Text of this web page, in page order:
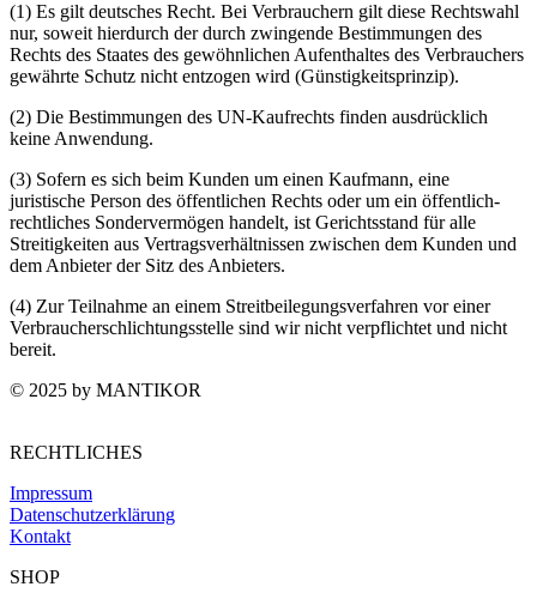
(1) Es gilt deutsches Recht. Bei Verbrauchern gilt diese Rechtswahl
nur, soweit hierdurch der durch zwingende Bestimmungen des
Rechts des Staates des gewöhnlichen Aufenthaltes des Verbrauchers
gewährte Schutz nicht entzogen wird (Günstigkeitsprinzip).
(2) Die Bestimmungen des UN-Kaufrechts finden ausdrücklich
keine Anwendung.
(3) Sofern es sich beim Kunden um einen Kaufmann, eine
juristische Person des öffentlichen Rechts oder um ein öffentlich-
rechtliches Sondervermögen handelt, ist Gerichtsstand für alle
Streitigkeiten aus Vertragsverhältnissen zwischen dem Kunden und
dem Anbieter der Sitz des Anbieters.
(4) Zur Teilnahme an einem Streitbeilegungsverfahren vor einer
Verbraucherschlichtungsstelle sind wir nicht verpflichtet und nicht
bereit.
© 2025 by MANTIKOR
RECHTLICHES
Impressum
Datenschutzerklärung
Kontakt
SHOP